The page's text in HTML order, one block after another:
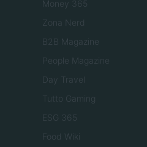
Money 365
Zona Nerd
B2B Magazine
People Magazine
Day Travel
Tutto Gaming
ESG 365
Food Wiki